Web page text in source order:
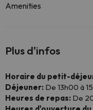
Amenities
Plus d'infos
Horaire du petit-
Déjeuner: De 13h00 à
Heures de repas: De